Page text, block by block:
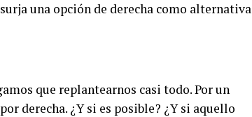
una opción de derecha como alternativa
que replantearnos casi todo. Por un
derecha. ¿Y si es posible? ¿Y si aquello